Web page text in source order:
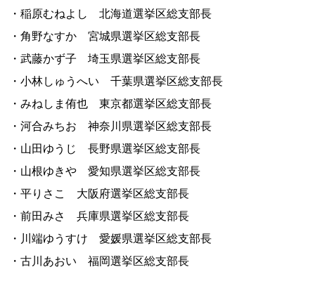
・稲原むねよし 北海道選挙区総支部長
・角野なすか 宮城県選挙区総支部長
・武藤かず子 埼玉県選挙区総支部長
・小林しゅうへい 千葉県選挙区総支部長
・みねしま侑也 東京都選挙区総支部長
・河合みちお 神奈川県選挙区総支部長
・山田ゆうじ 長野県選挙区総支部長
・山根ゆきや 愛知県選挙区総支部長
・平りさこ 大阪府選挙区総支部長
・前田みさ 兵庫県選挙区総支部長
・川端ゆうすけ 愛媛県選挙区総支部長
・古川あおい 福岡選挙区総支部長